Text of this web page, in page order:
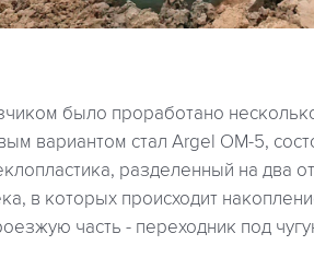
было проработано
вариантом стал Argel OM-5,
разделенный на два
в которых происходит
часть - переходник под